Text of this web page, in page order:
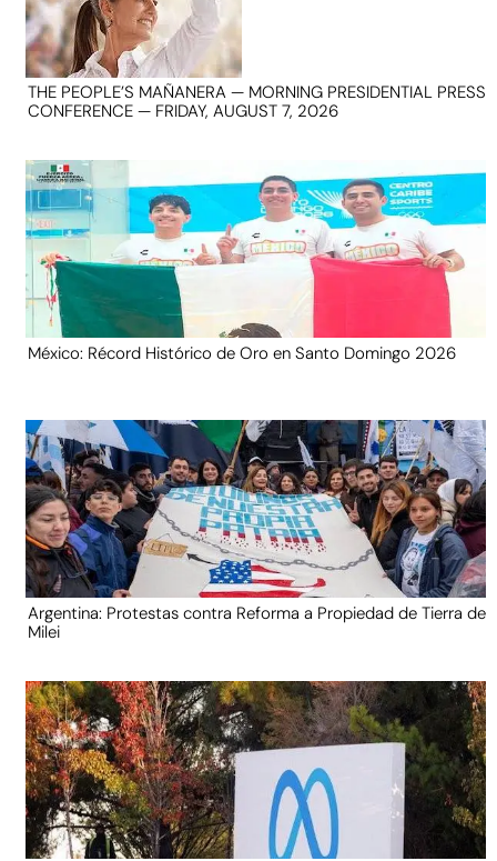
THE PEOPLE’S MAÑANERA — MORNING PRESIDENTIAL PRESS
CONFERENCE — FRIDAY, AUGUST 7, 2026
México: Récord Histórico de Oro en Santo Domingo 2026
Argentina: Protestas contra Reforma a Propiedad de Tierra de
Milei